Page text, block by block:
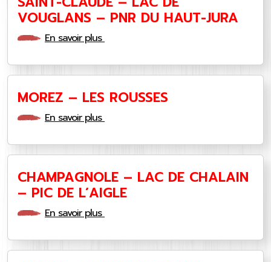
VOUGLANS – PNR DU HAUT-JURA
En savoir plus
MOREZ – LES ROUSSES
En savoir plus
CHAMPAGNOLE – LAC DE CHALAIN
– PIC DE L’AIGLE
En savoir plus